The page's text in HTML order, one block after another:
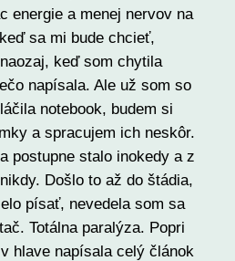
energie a menej nervov na
sa mi bude chcieť,
keď som chytila
napísala. Ale už som so
notebook, budem si
a spracujem ich neskôr.
postupne stalo inokedy a z
Došlo to až do štádia,
písať, nevedela som sa
Totálna paralýza. Popri
hlave napísala celý článok